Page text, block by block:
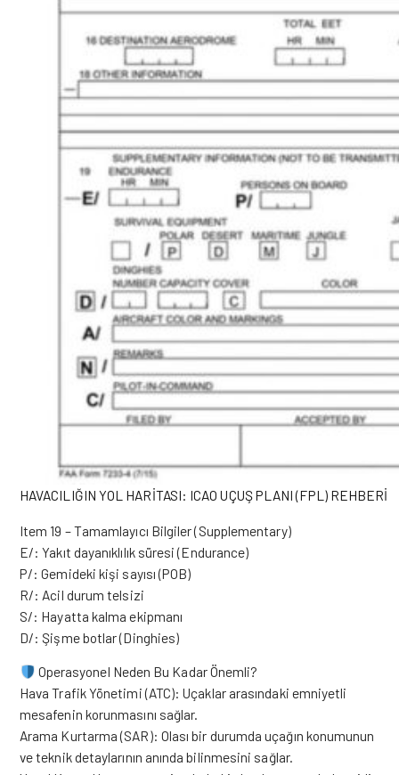
HAVACILIĞIN YOL HARİTASI: ICAO UÇUŞ PLANI (FPL) REHBERİ
Item 19 – Tamamlayıcı Bilgiler (Supplementary)
E/: Yakıt dayanıklılık süresi (Endurance)
P/: Gemideki kişi sayısı (POB)
R/: Acil durum telsizi
S/: Hayatta kalma ekipmanı
D/: Şişme botlar (Dinghies)
Operasyonel Neden Bu Kadar Önemli?
Hava Trafik Yönetimi (ATC): Uçaklar arasındaki emniyetli
mesafenin korunmasını sağlar.
Arama Kurtarma (SAR): Olası bir durumda uçağın konumunun
ve teknik detaylarının anında bilinmesini sağlar.